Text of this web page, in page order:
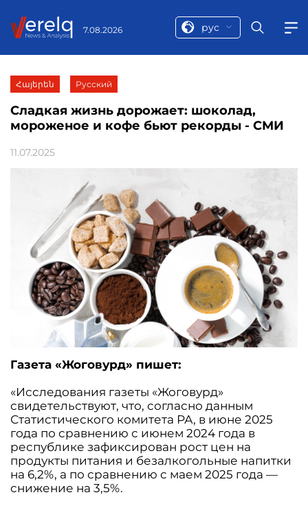
7.08.2026 рус
Հայերեն Русский
Сладкая жизнь дорожает: шоколад,
мороженое и кофе бьют рекорды - СМИ
11.07.2025
Газета «Жоговурд» пишет:
«Исследования газеты «Жоговурд»
свидетельствуют, что, согласно данным
Статистического комитета РА, в июне 2025
года по сравнению с июнем 2024 года в
республике зафиксирован рост цен на
продукты питания и безалкогольные напитки
на 6,2%, а по сравнению с маем 2025 года —
снижение на 3,5%.